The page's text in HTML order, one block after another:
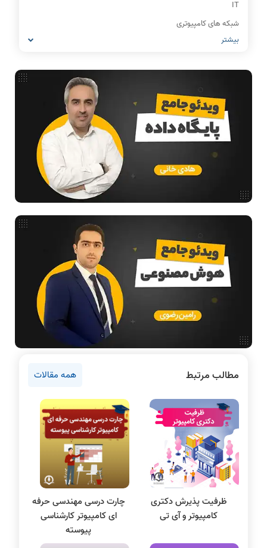
IT
شبکه های کامپیوتری
مشاغل رشته کامپیوتر
مدار منطقی
ساختمان داده
طراحی الگوریتم
هوش مصنوعی
فیلم حل سوال و تست
مقالات عمومی رشته کامپیوتر
آمادگی برای کنکور
دانشگاه ها
اخبار آزمون ها
دروس مهندسی کامپیوتر
پایتون
سی شارپ
علم داده
مقاله نویسی
بلاکچین
پایگاه داده
الکترونیک دیجیتال
سیستم عامل
بیشتر
مطالب مرتبط همه مقالات
ظرفیت پذیرش دکتری
کامپیوتر و آی تی
چارت درسی مهندسی حرفه
ای کامپیوتر کارشناسی
پیوسته